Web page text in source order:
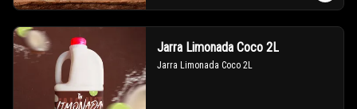
Jarra Limonada Coco 2L
Jarra Limonada Coco 2L